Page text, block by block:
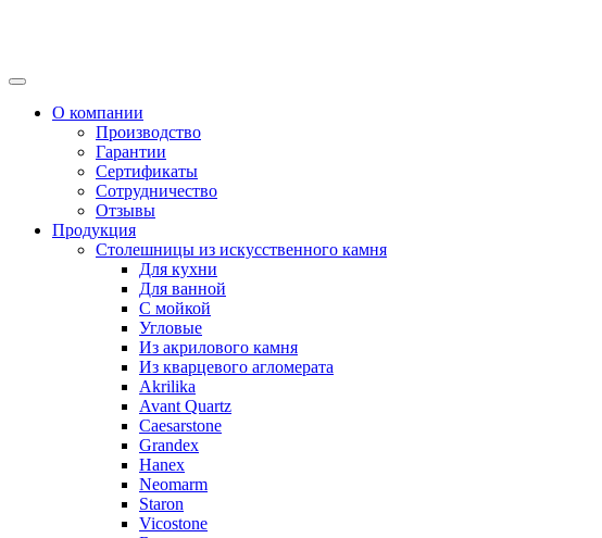
Toggle
navigationО компании
Производство
Гарантии
Сертификаты
Сотрудничество
Отзывы
Продукция
Столешницы из искусственного камня
Для кухни
Для ванной
С мойкой
Угловые
Из акрилового камня
Из кварцевого агломерата
Akrilika
Avant Quartz
Caesarstone
Grandex
Hanex
Neomarm
Staron
Vicostone